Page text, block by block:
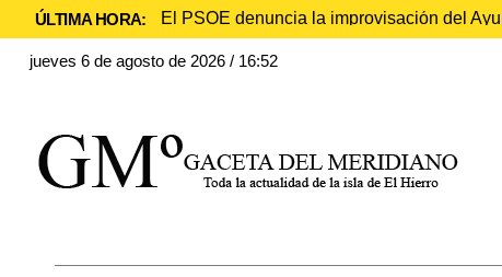
ÚLTIMA HORA: El PSOE denuncia la improvisación del
jueves 6 de agosto de 2026 / 16:52